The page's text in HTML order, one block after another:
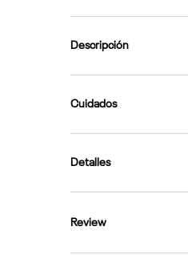
Descripción
Cuidados
Detalles
Review